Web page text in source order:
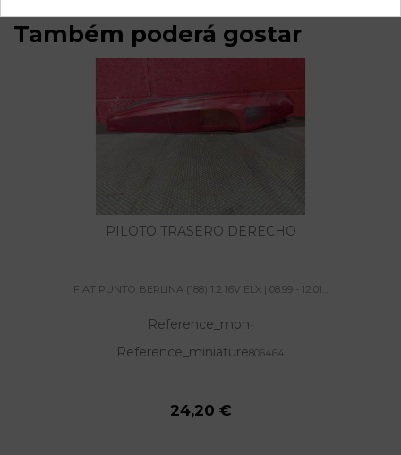
Também poderá gostar
PILOTO TRASERO DERECHO
FIAT PUNTO BERLINA (188) 1.2 16V ELX | 08.99 - 12.01...
Reference_mpn-
Reference_miniature806464
24,20 €